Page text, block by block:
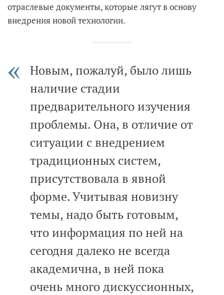
отраслевые документы, которые лягут в основу
внедрения новой технологии.
Новым, пожалуй, было лишь
наличие стадии
предварительного изучения
проблемы. Она, в отличие от
ситуации с внедрением
традиционных систем,
присутствовала в явной
форме. Учитывая новизну
темы, надо быть готовым,
что информация по ней на
сегодня далеко не всегда
академична, в ней пока
очень много дискуссионных,